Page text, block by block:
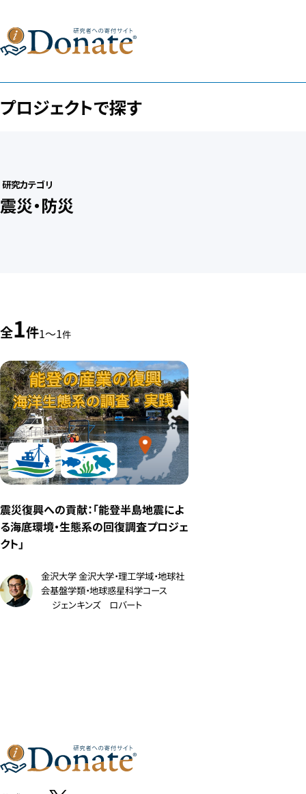
プロジェクトで探す
研究カテゴリ
震災・防災
全1件1〜1件
震災復興への貢献：「能登半島地震によ
る海底環境・生態系の回復調査プロジェ
クト」
金沢大学 金沢大学・理工学域・地球社
会基盤学類・地球惑星科学コース
ジェンキンズ ロバート